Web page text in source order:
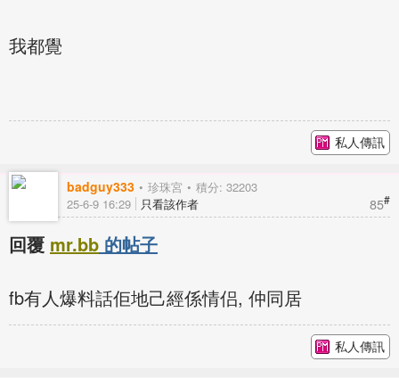
我都覺
私人傳訊
badguy333 珍珠宮 積分: 32203
85#
25-6-9 16:29 只看該作者
回覆 mr.bb 的帖子
fb有人爆料話佢地己經係情侣, 仲同居
私人傳訊